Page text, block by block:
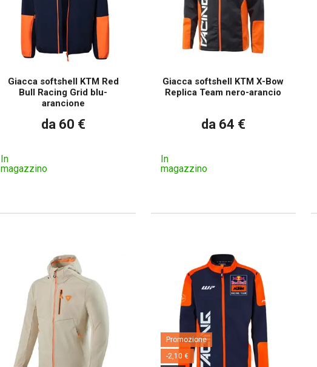
Giacca softshell KTM Red
Bull Racing Grid blu-
arancione
da 60 €
In
magazzino
Giacca softshell KTM X-Bow
Replica Team nero-arancio
da 64 €
In
magazzino
Promozione
-2,10 €